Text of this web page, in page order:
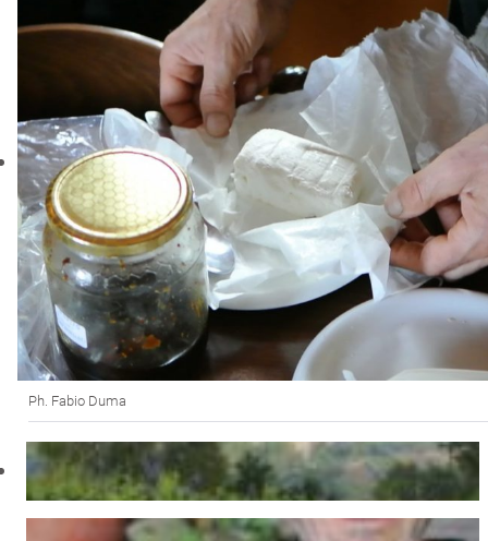
Ph. Fabio Duma